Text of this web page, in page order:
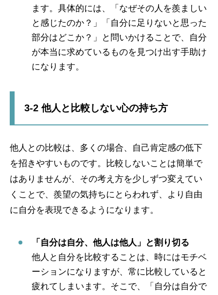
ます。具体的には、「なぜその人を羨ましい
と感じたのか？」「自分に足りないと思った
部分はどこか？」と問いかけることで、自分
が本当に求めているものを見つけ出す手助け
になります。
3-2 他人と比較しない心の持ち方
他人との比較は、多くの場合、自己肯定感の低下
を招きやすいものです。比較しないことは簡単で
はありませんが、その考え方を少しずつ変えてい
くことで、羨望の気持ちにとらわれず、より自由
に自分を表現できるようになります。
「自分は自分、他人は他人」と割り切る
他人と自分を比較することは、時にはモチベ
ーションになりますが、常に比較していると
疲れてしまいます。そこで、「自分は自分で